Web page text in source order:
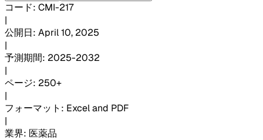
コード: CMI-217
|
公開日: April 10, 2025
|
予測期間: 2025-2032
|
ページ: 250+
|
フォーマット : Excel and PDF
|
業界: 医薬品